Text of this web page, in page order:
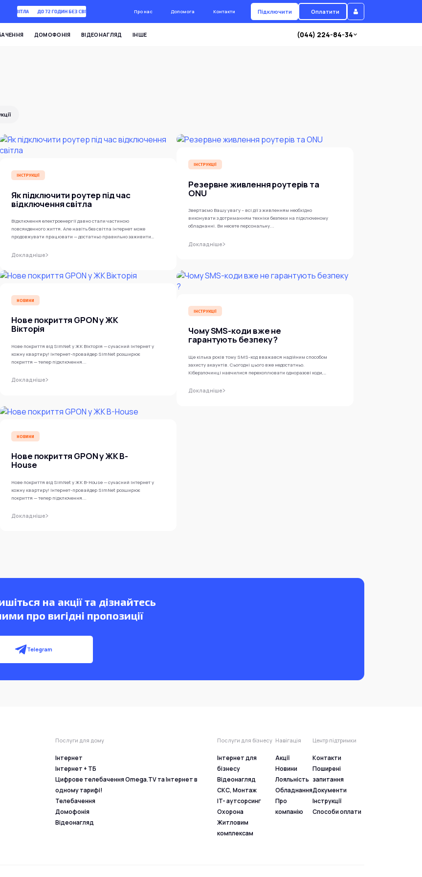
СВІТЛА ДО 72 ГОДИН БЕЗ СВІТЛА Про нас Допомога Контакти Підключити Оплатити
ДОМОФОНІЯ ВІДЕОНАГЛЯД ІНШЕ (044) 224-84-34
ІНСТРУКЦІЇ
Як підключити роутер під час
відключення світла
Відключення електроенергії давно стали частиною
повсякденного життя. Але навіть без світла інтернет може
продовжувати працювати — достатньо правильно заживити
Докладніше
ІНСТРУКЦІЇ
Резервне живлення роутерів та
ONU
Звертаємо Вашу увагу – всі дії з живленням необхідно
виконувати з дотриманням техніки безпеки на підключеному
обладнанні. Ви несете персональну...
Докладніше
НОВИНИ
Нове покриття GPON у ЖК
Вікторія
Нове покриття від SimNet у ЖК Вікторія — сучасний інтернет у
кожну квартиру! Інтернет-провайдер SimNet розширює
покриття — тепер підключення...
Докладніше
ІНСТРУКЦІЇ
Чому SMS-коди вже не
гарантують безпеку ?
Ще кілька років тому SMS-код вважався надійним способом
захисту акаунтів. Сьогодні цього вже недостатньо.
Кіберзлочинці навчилися перехоплювати одноразові коди,
Докладніше
НОВИНИ
Нове покриття GPON у ЖК B-
House
Нове покриття від SimNet у ЖК B-House — сучасний інтернет у
кожну квартиру! Інтернет-провайдер SimNet розширює
покриття — тепер підключення...
Докладніше
на акції та дізнайтесь
про вигідні пропозиції
Telegram
Послуги для дому
Інтернет
Інтернет + ТБ
Цифрове телебачення Omega.TV та Інтернет в
одному тарифі!
Телебачення
Домофонія
Відеонагляд
Послуги для бізнесу
Інтернет для
бізнесу
Відеонагляд
СКС, Монтаж
IT- аутсорсинг
Охорона
Житловим
комплексам
Навігація
Акції
Новини
Лояльність
Обладнання
Про
компанію
Центр підтримки
Контакти
Поширені
запитання
Документи
Інструкції
Способи оплати